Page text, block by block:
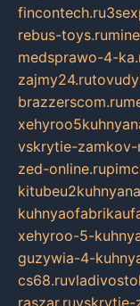
fincontech.ru
rebus-toys.ru
medsprawo-4-
zajmy24.ru
brazzerscom.ru
vskrytie-zamkov-
zed-online.ru
xehyroo-5-
guzywia-4-
cs68.ru
raszar.ruvskrytie-